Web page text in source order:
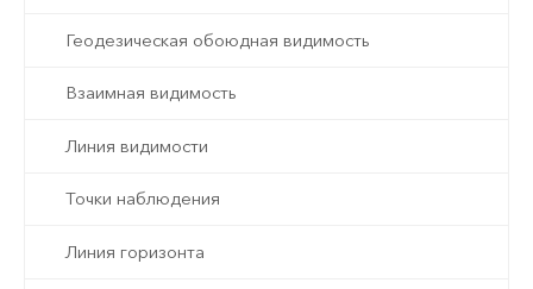
Геодезическая обоюдная видимость
Взаимная видимость
Линия видимости
Точки наблюдения
Линия горизонта